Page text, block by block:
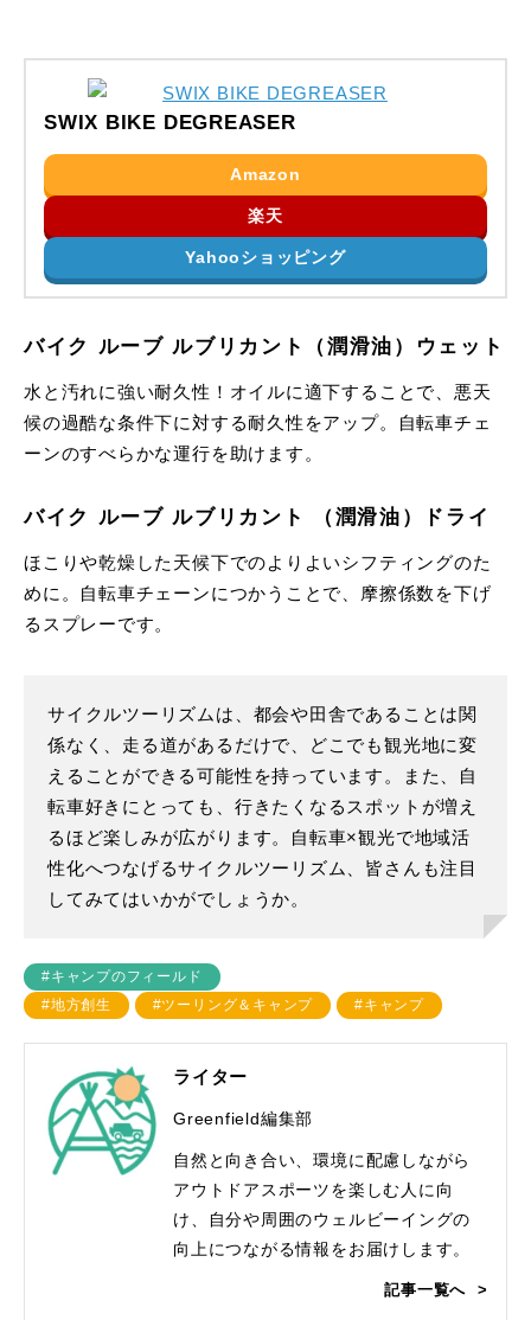
SWIX BIKE DEGREASER
Amazon
楽天
Yahooショッピング
バイク ルーブ ルブリカント（潤滑油）ウェット
水と汚れに強い耐久性！オイルに適下することで、悪天
候の過酷な条件下に対する耐久性をアップ。自転車チェ
ーンのすべらかな運行を助けます。
バイク ルーブ ルブリカント （潤滑油）ドライ
ほこりや乾燥した天候下でのよりよいシフティングのた
めに。自転車チェーンにつかうことで、摩擦係数を下げ
るスプレーです。
サイクルツーリズムは、都会や田舎であることは関
係なく、走る道があるだけで、どこでも観光地に変
えることができる可能性を持っています。また、自
転車好きにとっても、行きたくなるスポットが増え
るほど楽しみが広がります。自転車×観光で地域活
性化へつなげるサイクルツーリズム、皆さんも注目
してみてはいかがでしょうか。
#キャンプのフィールド
#地方創生
#ツーリング＆キャンプ #キャンプ
ライター
Greenfield編集部
自然と向き合い、環境に配慮しながら
アウトドアスポーツを楽しむ人に向
け、自分や周囲のウェルビーイングの
向上につながる情報をお届けします。
記事一覧へ